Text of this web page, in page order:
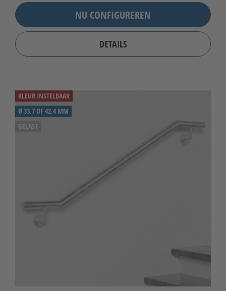
NU CONFIGUREREN
DETAILS
KLEUR INSTELBAAR
Ø 33,7 OF 42,4 MM
GELAST